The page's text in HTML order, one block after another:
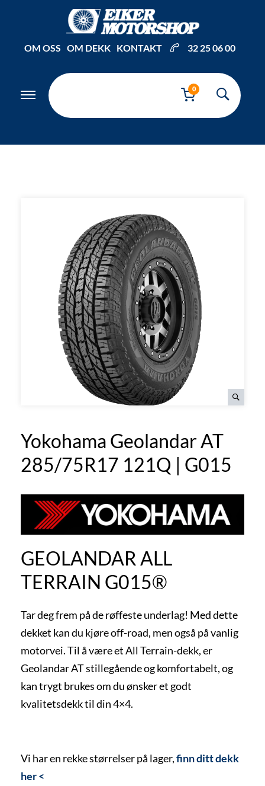
OM OSS OM DEKK KONTAKT 32 25 06 00
0
Yokohama Geolandar AT
285/75R17 121Q | G015
GEOLANDAR ALL
TERRAIN G015®
Tar deg frem på de røffeste underlag! Med dette
dekket kan du kjøre off-road, men også på vanlig
motorvei. Til å være et All Terrain-dekk, er
Geolandar AT stillegående og komfortabelt, og
kan trygt brukes om du ønsker et godt
kvalitetsdekk til din 4×4.
Vi har en rekke størrelser på lager,finn ditt dekk
her <